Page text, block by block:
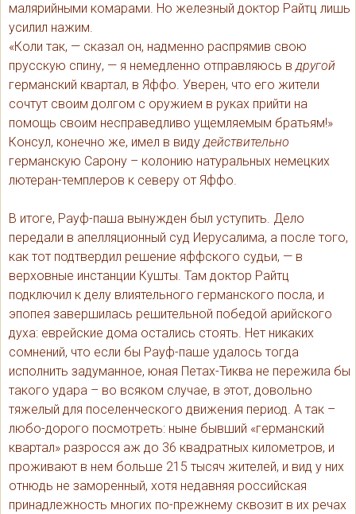
малярийными комарами. Но железный доктор Райтц лишь
усилил нажим.
«Коли так, — сказал он, надменно распрямив свою
прусскую спину, — я немедленно отправляюсь вдругой
германский квартал, в Яффо. Уверен, что его жители
сочтут своим долгом с оружием в руках прийти на
помощь своим несправедливо ущемляемым братьям!»
Консул, конечно же, имел в видудействительно
германскую Сарону – колонию натуральных немецких
лютеран-темплеров к северу от Яффо.
В итоге, Рауф-паша вынужден был уступить. Дело
передали в апелляционный суд Иерусалима, а после того,
как тот подтвердил решение яффского судьи, — в
верховные инстанции Кушты. Там доктор Райтц
подключил к делу влиятельного германского посла, и
эпопея завершилась решительной победой арийского
духа: еврейские дома остались стоять. Нет никаких
сомнений, что если бы Рауф-паше удалось тогда
исполнить задуманное, юная Петах-Тиква не пережила бы
такого удара – во всяком случае, в этот, довольно
тяжелый для поселенческого движения период. А так –
любо-дорого посмотреть: ныне бывший «германский
квартал» разросся аж до 36 квадратных километров, и
проживают в нем больше 215 тысяч жителей, и вид у них
отнюдь не заморенный, хотя недавняя российская
принадлежность многих по-прежнему сквозит в их речах